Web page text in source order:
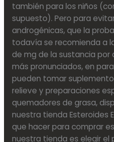
también para los niños
supuesto). Pero para
androgénicas, que la
todavía se recomienda a
de mg de la sustancia por
más pronunciados, en
pueden tomar
relieve y preparaciones
quemadores de grasa,
nuestra tienda Esteroides
que hacer para comprar
nuestra tienda es elegir